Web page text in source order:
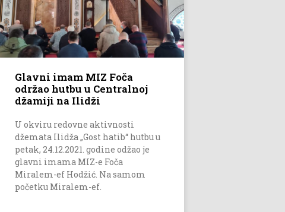
Glavni imam MIZ Foča
održao hutbu u Centralnoj
džamiji na Ilidži
U okviru redovne aktivnosti
džemata Ilidža „Gost hatib“ hutbu u
petak, 24.12.2021. godine odžao je
glavni imama MIZ-e Foča
Miralem-ef Hodžić. Na samom
početku Miralem-ef.